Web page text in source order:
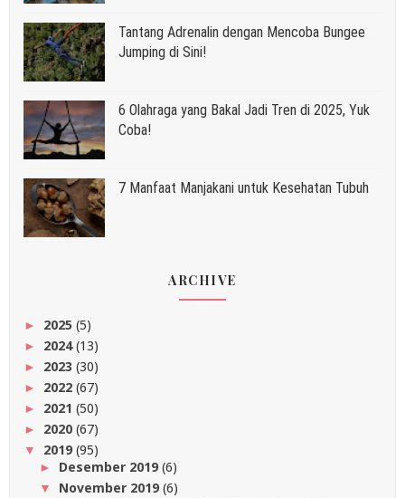
Tantang Adrenalin dengan Mencoba Bungee
Jumping di Sini!
6 Olahraga yang Bakal Jadi Tren di 2025, Yuk
Coba!
7 Manfaat Manjakani untuk Kesehatan Tubuh
ARCHIVE
► 2025 (5)
► 2024(13)
► 2023 (30)
► 2022 (67)
► 2021 (50)
► 2020 (67)
▼ 2019(95)
► Desember 2019(6)
▼ November 2019(6)